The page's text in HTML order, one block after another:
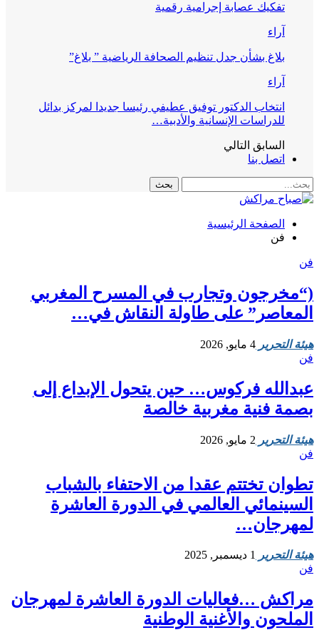
تفكيك عصابة إجرامية رقمية
آراء
بلاغ بشأن جدل تنظيم الصحافة الرياضية ” بلاغ”
آراء
انتخاب الدكتور توفيق عطيفي رئيسا جديدا لمركز بدائل
للدراسات الإنسانية والأدبية…
السابق التالي
اتصل بنا
الصفحة الرئيسية
فن
فن
(“مخرجون وتجارب في المسرح المغربي
المعاصر” على طاولة النقاش في…
هيئة التحرير 4 مايو, 2026
فن
عبدالله فركوس… حين يتحول الإبداع إلى
بصمة فنية مغربية خالصة
هيئة التحرير 2 مايو, 2026
فن
تطوان تختتم عقدا من الاحتفاء بالشباب
السينمائي العالمي في الدورة العاشرة
لمهرجان…
هيئة التحرير 1 ديسمبر, 2025
فن
مراكش …فعاليات الدورة العاشرة لمهرجان
الملحون والأغنية الوطنية